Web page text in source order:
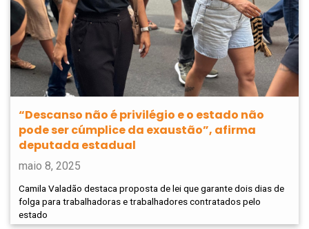
“Descanso não é privilégio e o estado não
pode ser cúmplice da exaustão”, afirma
deputada estadual
maio 8, 2025
Camila Valadão destaca proposta de lei que garante dois dias de
folga para trabalhadoras e trabalhadores contratados pelo
estado